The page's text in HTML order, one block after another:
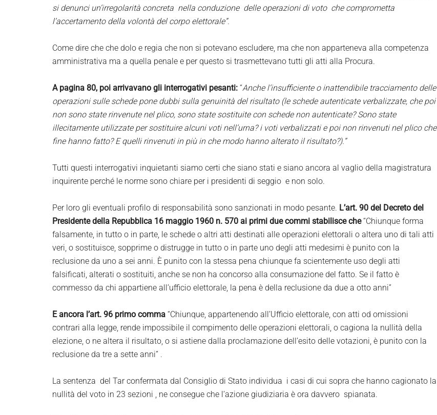
si denunci un’irregolarità concreta nella conduzione delle operazioni di voto che comprometta
l’accertamento della volontà del corpo elettorale”.
Come dire che che dolo e regia che non si potevano escludere, ma che non apparteneva alla competenza
amministrativa ma a quella penale e per questo si trasmettevano tutti gli atti alla Procura.
A pagina 80, poi arrivavano gli interrogativi pesanti: “Anche l’insufficiente o inattendibile tracciamento delle
operazioni sulle schede pone dubbi sulla genuinità del risultato (le schede autenticate verbalizzate, che poi
non sono state rinvenute nel plico, sono state sostituite con schede non autenticate? Sono state
illecitamente utilizzate per sostituire alcuni voti nell’urna? i voti verbalizzati e poi non rinvenuti nel plico che
fine hanno fatto? E quelli rinvenuti in più in che modo hanno alterato il risultato?).”
Tutti questi interrogativi inquietanti siamo certi che siano stati e siano ancora al vaglio della magistratura
inquirente perché le norme sono chiare per i presidenti di seggio e non solo.
Per loro gli eventuali profilo di responsabilità sono sanzionati in modo pesante. L’art. 90 del Decreto del
Presidente della Repubblica 16 maggio 1960 n. 570 ai primi due commi stabilisce che“Chiunque forma
falsamente, in tutto o in parte, le schede o altri atti destinati alle operazioni elettorali o altera uno di tali atti
veri, o sostituisce, sopprime o distrugge in tutto o in parte uno degli atti medesimi è punito con la
reclusione da uno a sei anni. È punito con la stessa pena chiunque fa scientemente uso degli atti
falsificati, alterati o sostituiti, anche se non ha concorso alla consumazione del fatto. Se il fatto è
commesso da chi appartiene all’ufficio elettorale, la pena è della reclusione da due a otto anni”
E ancora l’art. 96 primo comma “Chiunque, appartenendo all’Ufficio elettorale, con atti od omissioni
contrari alla legge, rende impossibile il compimento delle operazioni elettorali, o cagiona la nullità della
elezione, o ne altera il risultato, o si astiene dalla proclamazione dell’esito delle votazioni, è punito con la
reclusione da tre a sette anni” .
La sentenza del Tar confermata dal Consiglio di Stato individua i casi di cui sopra che hanno cagionato la
nullità del voto in 23 sezioni , ne consegue che l’azione giudiziaria è ora davvero spianata.